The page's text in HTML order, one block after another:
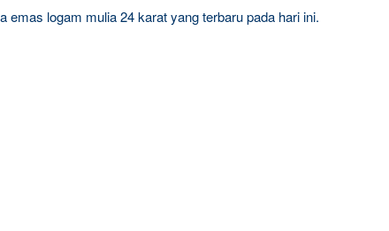
emas logam mulia 24 karat yang terbaru pada hari ini.